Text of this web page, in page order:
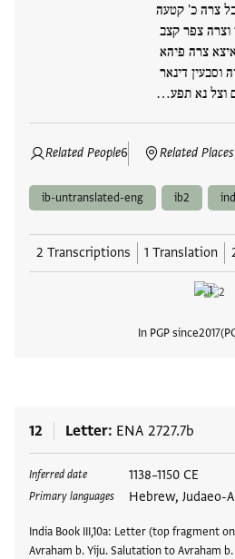
צרה כ' קטעה
וצרה צפר קצב
צרה פיהא
וסבעין דינאר
וצל נא תפע…
Related People6 Related Places
ib-untranslated-eng ib2
2 Transcriptions 1 Translation
In PGP since2017
12 Letter ENA 2727.7b
Inferred date 1138–1150 CE
Primary languages Hebrew, Judaeo-
India Book III,10a: Letter (top fragment
Avraham b. Yiju. Salutation to Avraham
Tags